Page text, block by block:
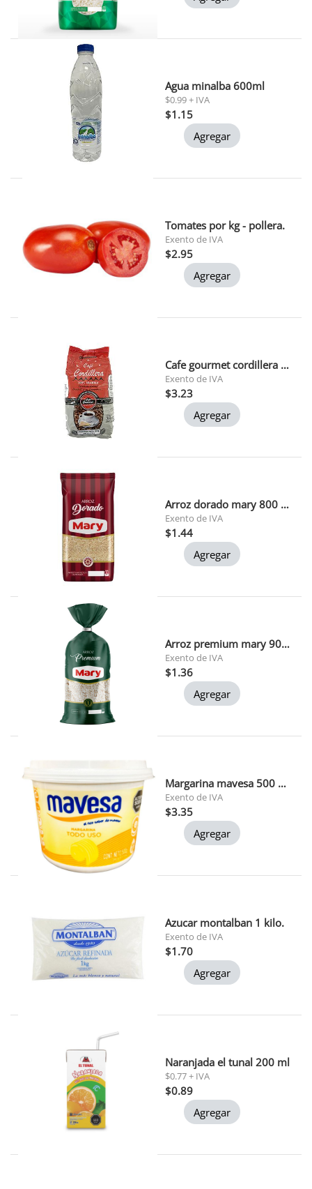
Agua minalba 600ml
$0.99 + IVA
$1.15
Agregar
Tomates por kg - pollera.
Exento de IVA
$2.95
Agregar
Cafe gourmet cordillera 200gr
Exento de IVA
$3.23
Agregar
Arroz dorado mary 800 gr 1x30
Exento de IVA
$1.44
Agregar
Arroz premium mary 900 gr 1x24
Exento de IVA
$1.36
Agregar
Margarina mavesa 500 grs (t086)
Exento de IVA
$3.35
Agregar
Azucar montalban 1 kilo.
Exento de IVA
$1.70
Agregar
Naranjada el tunal 200 ml
$0.77 + IVA
$0.89
Agregar